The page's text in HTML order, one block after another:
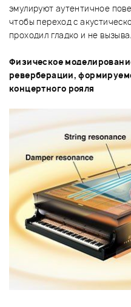
эмулируют аутентичное
чтобы переход с
проходил гладко и не
Физическое
реверберации,
концертного рояля